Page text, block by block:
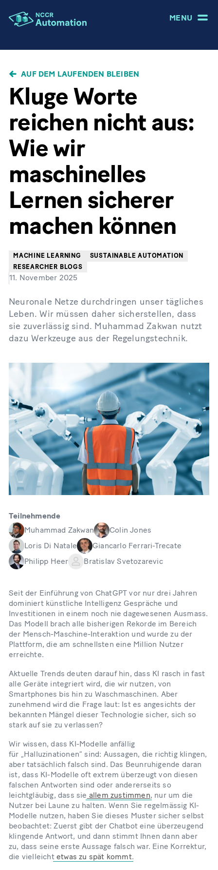
MENU
PFADNAVIGATION
AUF DEM LAUFENDEN BLEIBEN
Kluge Worte
reichen nicht aus:
Wie wir
maschinelles
Lernen sicherer
machen können
MACHINE LEARNING
SUSTAINABLE AUTOMATION
RESEARCHER BLOGS
11. November 2025
Neuronale Netze durchdringen unser tägliches
Leben. Wir müssen daher sicherstellen, dass
sie zuverlässig sind. Muhammad Zakwan nutzt
dazu Werkzeuge aus der Regelungstechnik.
Teilnehmende
Muhammad Zakwan
Colin Jones
Loris Di Natale
Giancarlo Ferrari-Trecate
Philipp Heer
Bratislav Svetozarevic
Seit der Einführung von ChatGPT vor nur drei Jahren
dominiert künstliche Intelligenz Gespräche und
Investitionen in einem noch nie dagewesenen Ausmass.
Das Modell brach alle bisherigen Rekorde im Bereich
der Mensch-Maschine-Interaktion und wurde zu der
Plattform, die am schnellsten eine Million Nutzer
erreichte.
Aktuelle Trends deuten darauf hin, dass KI rasch in fast
alle Geräte integriert wird, die wir nutzen, von
Smartphones bis hin zu Waschmaschinen. Aber
zunehmend wird die Frage laut: Ist es angesichts der
bekannten Mängel dieser Technologie sicher, sich so
stark auf sie zu verlassen?
Wir wissen, dass KI-Modelle anfällig
für „Halluzinationen” sind: Aussagen, die richtig klingen,
aber tatsächlich falsch sind. Das Beunruhigende daran
ist, dass KI-Modelle oft extrem überzeugt von diesen
falschen Antworten sind oder andererseits so
leichtgläubig, dass sie allem zustimmen, nur um die
Nutzer bei Laune zu halten. Wenn Sie regelmässig KI-
Modelle nutzen, haben Sie dieses Muster sicher selbst
beobachtet: Zuerst gibt der Chatbot eine überzeugend
klingende Antwort, und dann stimmt Ihnen dann aber
zu, dass seine erste Aussage falsch war. Eine Korrektur,
die vielleichtetwas zu spät kommt.